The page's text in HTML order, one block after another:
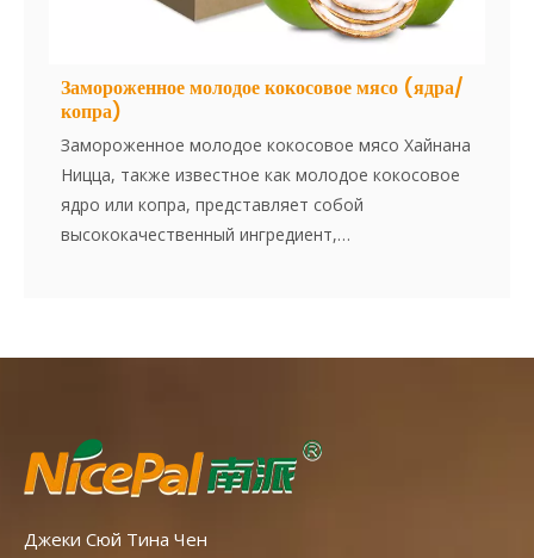
Замороженное молодое кокосовое мясо (ядра/
копра)
Замороженное молодое кокосовое мясо Хайнана
Ницца, также известное как молодое кокосовое
ядро или копра, представляет собой
высококачественный ингредиент,
его натуральную текстуру, богатый вкус и пользу
десертах, напитках, выпечке и разнообразных
кулинарных приложениях, предлагая удобный и
постоянный кокосовый ингредиент для
производителей.
Джеки Сюй Тина Чен